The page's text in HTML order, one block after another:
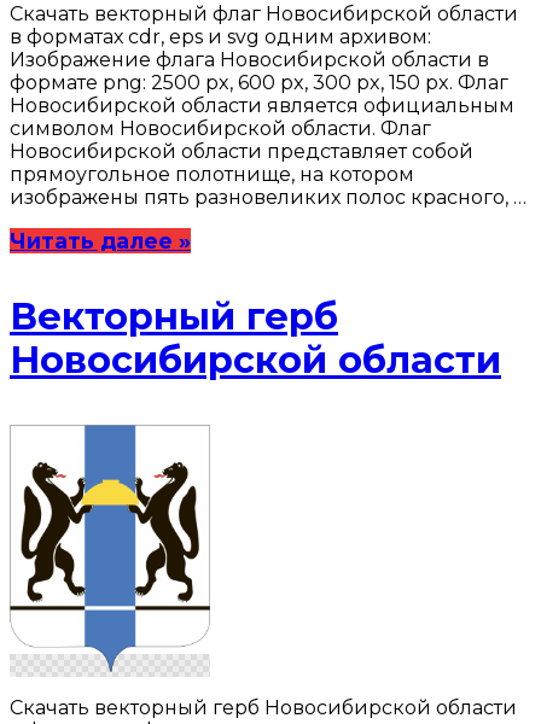
Скачать векторный флаг Новосибирской области
в форматах cdr, eps и svg одним архивом:
Изображение флага Новосибирской области в
формате png: 2500 px, 600 px, 300 px, 150 px. Флаг
Новосибирской области является официальным
символом Новосибирской области. Флаг
Новосибирской области представляет собой
прямоугольное полотнище, на котором
изображены пять разновеликих полос красного, …
Читать далее »
Векторный герб
Новосибирской области
Скачать векторный герб Новосибирской области